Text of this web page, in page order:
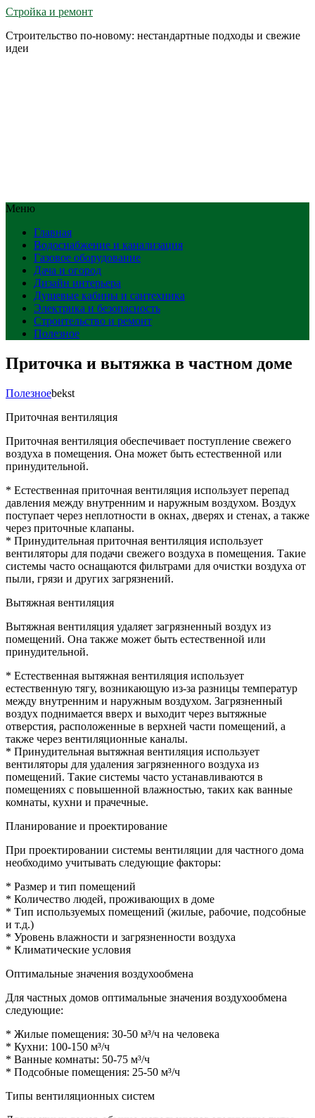
Стройка и ремонт
Строительство по-новому: нестандартные подходы и свежие
идеи
Меню
Главная
Водоснабжение и канализация
Газовое оборудование
Дача и огород
Дизайн интерьера
Душевые кабины и сантехника
Электрика и безопасность
Строительство и ремонт
Полезное
Приточка и вытяжка в частном доме
Полезноеbekst
Приточная вентиляция
Приточная вентиляция обеспечивает поступление свежего
воздуха в помещения. Она может быть естественной или
принудительной.
* Естественная приточная вентиляция использует перепад
давления между внутренним и наружным воздухом. Воздух
поступает через неплотности в окнах, дверях и стенах, а также
через приточные клапаны.
* Принудительная приточная вентиляция использует
вентиляторы для подачи свежего воздуха в помещения. Такие
системы часто оснащаются фильтрами для очистки воздуха от
пыли, грязи и других загрязнений.
Вытяжная вентиляция
Вытяжная вентиляция удаляет загрязненный воздух из
помещений. Она также может быть естественной или
принудительной.
* Естественная вытяжная вентиляция использует
естественную тягу, возникающую из-за разницы температур
между внутренним и наружным воздухом. Загрязненный
воздух поднимается вверх и выходит через вытяжные
отверстия, расположенные в верхней части помещений, а
также через вентиляционные каналы.
* Принудительная вытяжная вентиляция использует
вентиляторы для удаления загрязненного воздуха из
помещений. Такие системы часто устанавливаются в
помещениях с повышенной влажностью, таких как ванные
комнаты, кухни и прачечные.
Планирование и проектирование
При проектировании системы вентиляции для частного дома
необходимо учитывать следующие факторы:
* Размер и тип помещений
* Количество людей, проживающих в доме
* Тип используемых помещений (жилые, рабочие, подсобные
и т.д.)
* Уровень влажности и загрязненности воздуха
* Климатические условия
Оптимальные значения воздухообмена
Для частных домов оптимальные значения воздухообмена
следующие:
* Жилые помещения: 30-50 м³/ч на человека
* Кухни: 100-150 м³/ч
* Ванные комнаты: 50-75 м³/ч
* Подсобные помещения: 25-50 м³/ч
Типы вентиляционных систем